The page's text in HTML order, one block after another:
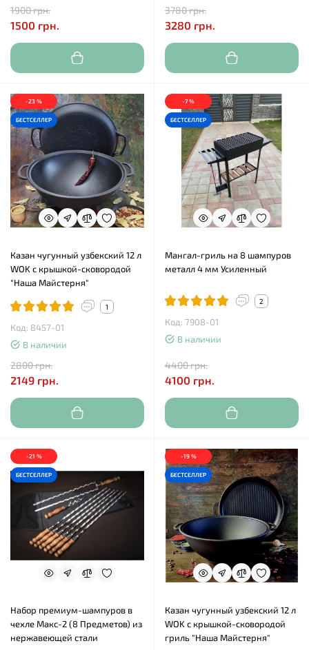
1900 грн.
1500 грн.
3780 грн.
3280 грн.
-23 %
БЕСТСЕЛЛЕР
Казан чугунный узбекский 12 л
WOK с крышкой-сковородой
"Наша Майстерня"
1
Код: 8457-01
В наличии
2800 грн.
2149 грн.
-7 %
БЕСТСЕЛЛЕР
Мангал-гриль на 8 шампуров
металл 4 мм Усиленный
2
Код: 7908-01
В наличии
4400 грн.
4100 грн.
-21 %
БЕСТСЕЛЛЕР
Набор премиум-шампуров в
чехле Макс-2 (8 Предметов) из
нержавеющей стали
-19 %
БЕСТСЕЛЛЕР
Казан чугунный узбекский 12 л
WOK с крышкой-сковородой
гриль "Наша Майстерня"